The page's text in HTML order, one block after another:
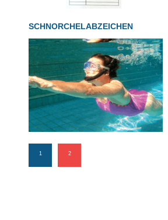
SCHNORCHELABZEICHEN
1 2